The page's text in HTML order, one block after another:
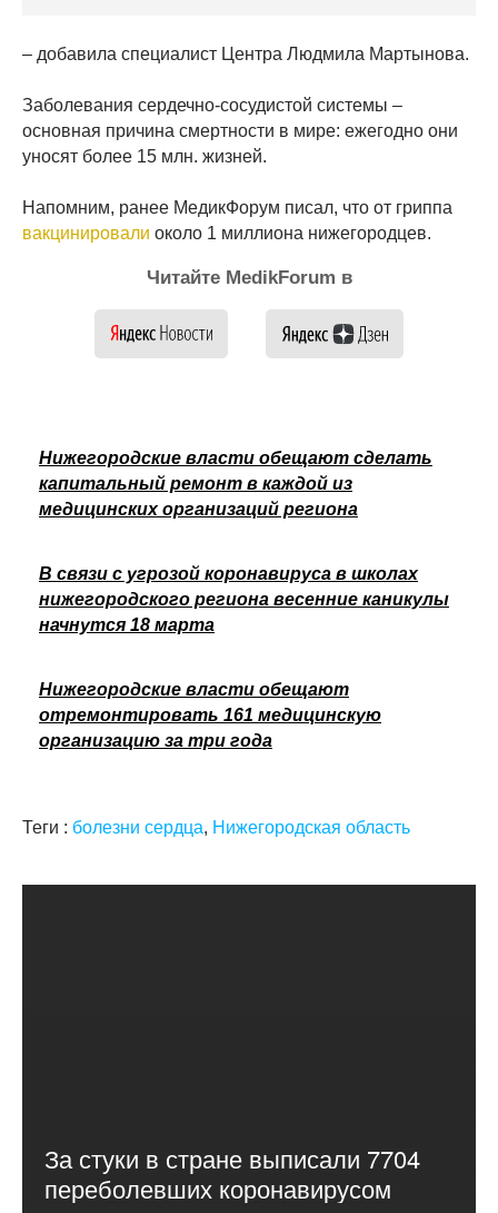
– добавила специалист Центра Людмила Мартынова.
Заболевания сердечно-сосудистой системы –
основная причина смертности в мире: ежегодно они
уносят более 15 млн. жизней.
Напомним, ранее МедикФорум писал, что от гриппа
вакцинировали около 1 миллиона нижегородцев.
Читайте MedikForum в
Нижегородские власти обещают сделать
капитальный ремонт в каждой из
медицинских организаций региона
В связи с угрозой коронавируса в школах
нижегородского региона весенние каникулы
начнутся 18 марта
Нижегородские власти обещают
отремонтировать 161 медицинскую
организацию за три года
Теги : болезни сердца, Нижегородская область
За стуки в стране выписали 7704
переболевших коронавирусом